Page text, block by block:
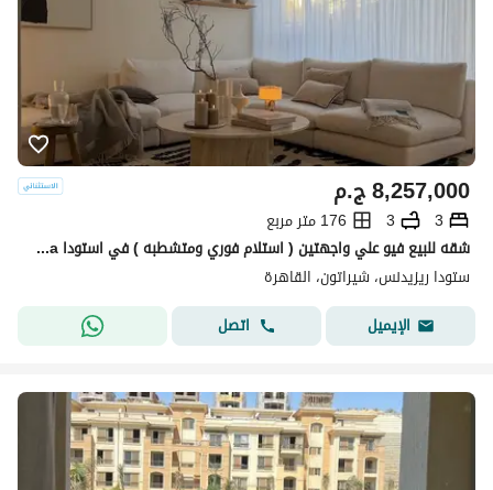
ج.م8,257,000
3
3
176 متر مربع
شقه للبيع فيو علي واجهتين ( استلام فوري ومتشطبه ) في استودا stoda بمصر الجديده
ستودا ريزيدنس، شيراتون، القاهرة
الإيميل
اتصل